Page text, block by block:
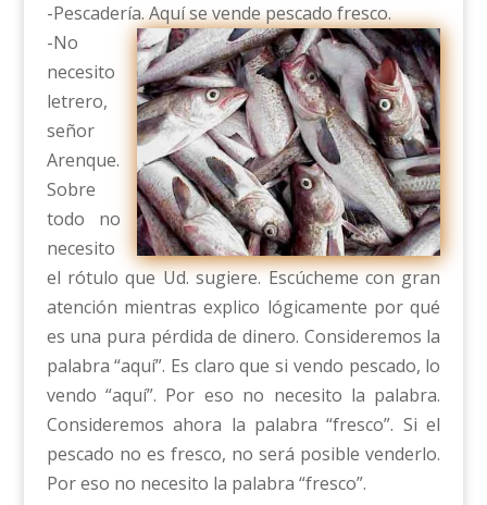
-Pescadería. Aquí se vende pescado fresco.
-No
necesito
letrero,
señor
Arenque.
Sobre
todo no
necesito
el rótulo que Ud. sugiere. Escúcheme con gran
atención mientras explico lógicamente por qué
es una pura pérdida de dinero. Consideremos la
palabra “aquí”. Es claro que si vendo pescado, lo
vendo “aquí”. Por eso no necesito la palabra.
Consideremos ahora la palabra “fresco”. Si el
pescado no es fresco, no será posible venderlo.
Por eso no necesito la palabra “fresco”.